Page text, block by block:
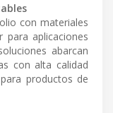
con materiales
para aplicaciones
abarcan
con alta calidad
productos de